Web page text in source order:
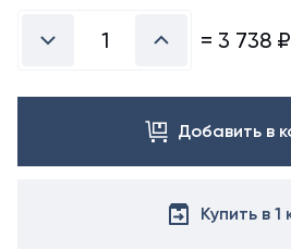
цвета
справочнике
цветов
RAL.
*
цвета
= 3 738 ₽
Добавить в
Купить в 1